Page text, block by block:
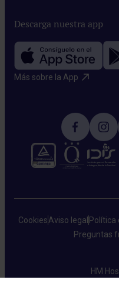
Descarga nuestra app
Más sobre la App​
CookiesAviso legalPolítica
Preguntas
HM